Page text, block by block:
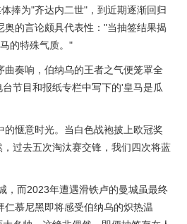
捧为"齐达内二世"，到近期逐渐回归
的言论颇具代表性："当抽签结果揭
的特殊气质。"
曲奏响，伯纳乌的王者之气便笼罩全
节目和报纸专栏中写下的'皇马是瓜
惬意时光。当白色战袍披上欧冠奖
过去五次淘汰赛交锋，我们四次将蓝
，而2023年遭遇滑铁卢的曼城虽最终
慕尼黑即将感受伯纳乌的炽热温